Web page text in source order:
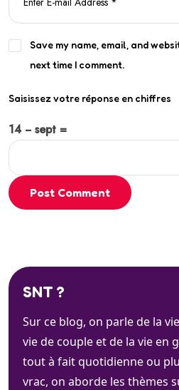
Save my name, email, and
next time I comment.
Saisissez votre réponse en chiffres
14 − sept =
Post Comment
SNT ?
Sur ce blog, on parle de la
vie de couple et de la vie en
tout à fait quotidienne ou
vrac, on aborde les thèmes